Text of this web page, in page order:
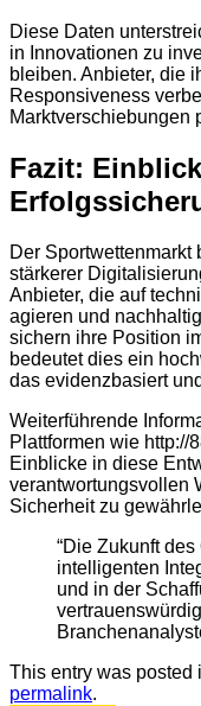
Diese Daten
in Innovationen zu
bleiben. Anbieter, die
Responsiveness
Marktverschiebungen
Fazit:
Der Sportwettenmarkt
stärkerer
Anbieter, die auf
agieren und
sichern ihre Position
bedeutet dies ein
das evidenzbasiert
Weiterführende
Plattformen wie http://
Einblicke in diese
verantwortungsvollen
Sicherheit zu
“Die Zukunft
intelligenten
und in der
This entry was posted
permalink.